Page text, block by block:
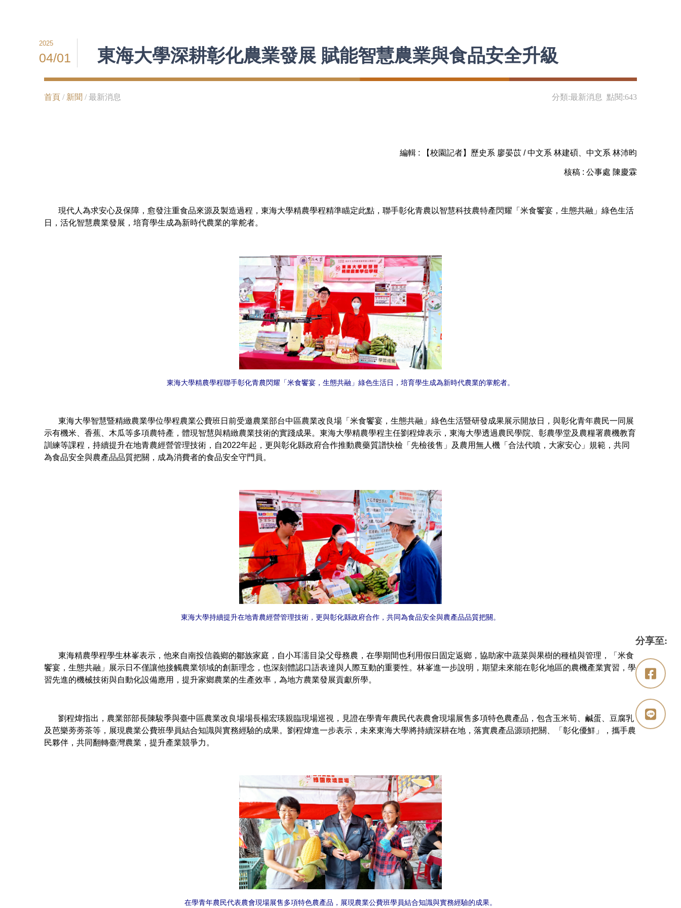
2025
04/01 東海大學深耕彰化農業發展 賦能智慧農業與食品安全升級
首頁 / 新聞 / 最新消息 分類:最新消息 點閱:643
編輯 : 【校園記者】歷史系 廖晏苡 / 中文系 林建碩、中文系 林沛昀
核稿 : 公事處 陳慶霖
現代人為求安心及保障，愈發注重食品來源及製造過程，東海大學精農學程精準瞄定此點，聯手彰化青農以智慧科技農特產閃耀「米食饗宴，生態共融」綠色生活
日，活化智慧農業發展，培育學生成為新時代農業的掌舵者。
東海大學精農學程聯手彰化青農閃耀「米食饗宴，生態共融」綠色生活日，培育學生成為新時代農業的掌舵者。
東海大學智慧暨精緻農業學位學程農業公費班日前受邀農業部台中區農業改良場「米食饗宴，生態共融」綠色生活暨研發成果展示開放日，與彰化青年農民一同展
示有機米、香蕉、木瓜等多項農特產，體現智慧與精緻農業技術的實踐成果。東海大學精農學程主任劉程煒表示，東海大學透過農民學院、彰農學堂及農糧署農機教育
訓練等課程，持續提升在地青農經營管理技術，自2022年起，更與彰化縣政府合作推動農藥質譜快檢「先檢後售」及農用無人機「合法代噴，大家安心」規範，共同
為食品安全與農產品品質把關，成為消費者的食品安全守門員。
東海大學持續提升在地青農經營管理技術，更與彰化縣政府合作，共同為食品安全與農產品品質把關。
東海精農學程學生林峯表示，他來自南投信義鄉的鄒族家庭，自小耳濡目染父母務農，在學期間也利用假日固定返鄉，協助家中蔬菜與果樹的種植與管理，「米食
饗宴，生態共融」展示日不僅讓他接觸農業領域的創新理念，也深刻體認口語表達與人際互動的重要性。林峯進一步說明，期望未來能在彰化地區的農機產業實習，學
習先進的機械技術與自動化設備應用，提升家鄉農業的生產效率，為地方農業發展貢獻所學。
劉程煒指出，農業部部長陳駿季與臺中區農業改良場場長楊宏瑛親臨現場巡視，見證在學青年農民代表農會現場展售多項特色農產品，包含玉米筍、鹹蛋、豆腐乳
及芭樂蒡蒡茶等，展現農業公費班學員結合知識與實務經驗的成果。劉程煒進一步表示，未來東海大學將持續深耕在地，落實農產品源頭把關、「彰化優鮮」，攜手農
民夥伴，共同翻轉臺灣農業，提升產業競爭力。
在學青年農民代表農會現場展售多項特色農產品，展現農業公費班學員結合知識與實務經驗的成果。
分享至: